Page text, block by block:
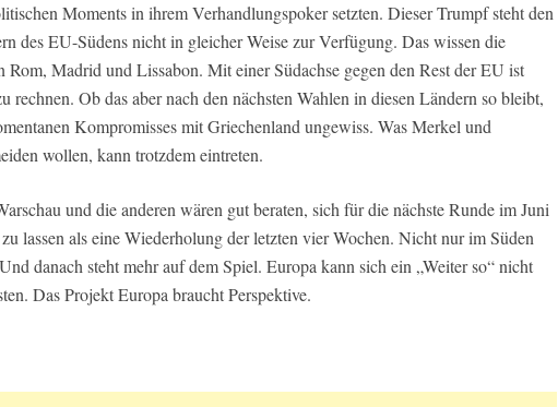
Moments in ihrem Verhandlungspoker setzten. Dieser Trumpf steht den
des EU-Südens nicht in gleicher Weise zur Verfügung. Das wissen die
Rom, Madrid und Lissabon. Mit einer Südachse gegen den Rest der EU ist
rechnen. Ob das aber nach den nächsten Wahlen in diesen Ländern so bleibt,
Kompromisses mit Griechenland ungewiss. Was Merkel und
wollen, kann trotzdem eintreten.
und die anderen wären gut beraten, sich für die nächste Runde im Juni
lassen als eine Wiederholung der letzten vier Wochen. Nicht nur im Süden
danach steht mehr auf dem Spiel. Europa kann sich ein „Weiter so“ nicht
Das Projekt Europa braucht Perspektive.